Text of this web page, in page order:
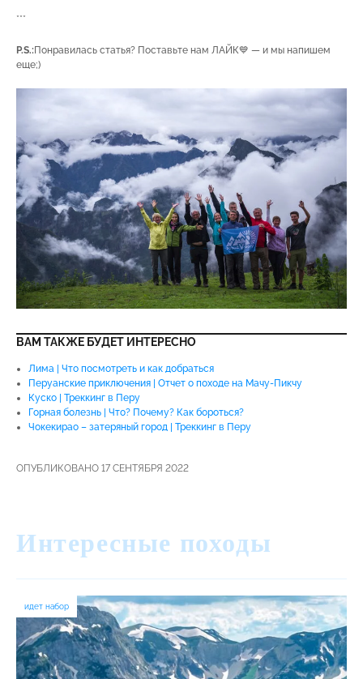
***
P.S.:Понравилась статья? Поставьте нам ЛАЙК💙 — и мы напишем
еще;)
ВАМ ТАКЖЕ БУДЕТ ИНТЕРЕСНО
Лима | Что посмотреть и как добраться
Перуанские приключения | Отчет о походе на Мачу-Пикчу
Куско | Треккинг в Перу
Горная болезнь | Что? Почему? Как бороться?
Чокекирао – затеряный город | Треккинг в Перу
ОПУБЛИКОВАНО 17 СЕНТЯБРЯ 2022
Интересные походы
идет набор